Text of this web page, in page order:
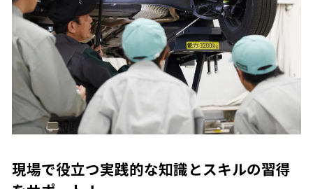
現場で役立つ実践的な知識とスキルの習得